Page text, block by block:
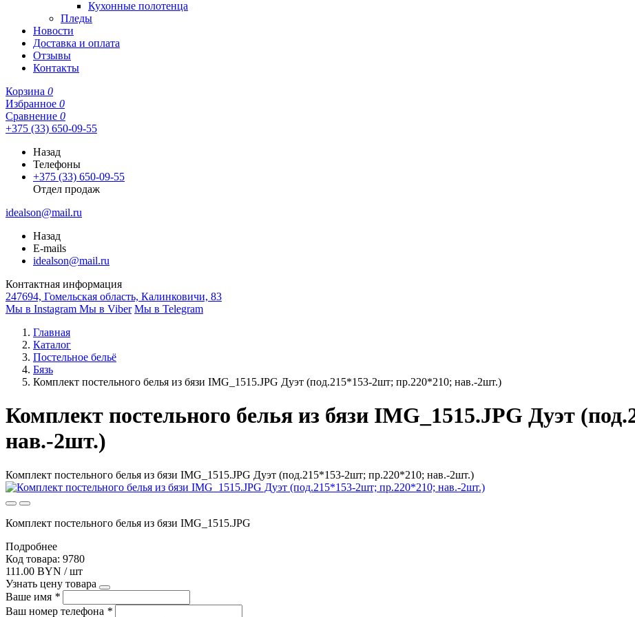
Кухонные полотенца
Пледы
Новости
Доставка и оплата
Отзывы
Контакты
Корзина 0
Избранное 0
Сравнение 0
+375 (33) 650-09-55
Назад
Телефоны
+375 (33) 650-09-55
Отдел продаж
idealson@mail.ru
Назад
E-mails
idealson@mail.ru
Контактная информация
247694, Гомельская область, Калинковичи, 83
Мы в Instagram Мы в Viber Мы в Telegram
Главная
Каталог
Постельное бельё
Бязь
Комплект постельного белья из бязи IMG_1515.JPG Дуэт (под.215*153-2шт; пр.220*210; нав.-2шт.)
Комплект постельного белья из бязи IMG_1515.JPG Дуэт
нав.-2шт.)
Комплект постельного белья из бязи IMG_1515.JPG Дуэт (под.215*153-2шт; пр.220*210; нав.-2шт.)
Комплект постельного белья из бязи IMG_1515.JPG
Подробнее
Код товара: 9780
111.00 BYN / шт
Узнать цену товара
Ваше имя *
Ваш номер телефона *